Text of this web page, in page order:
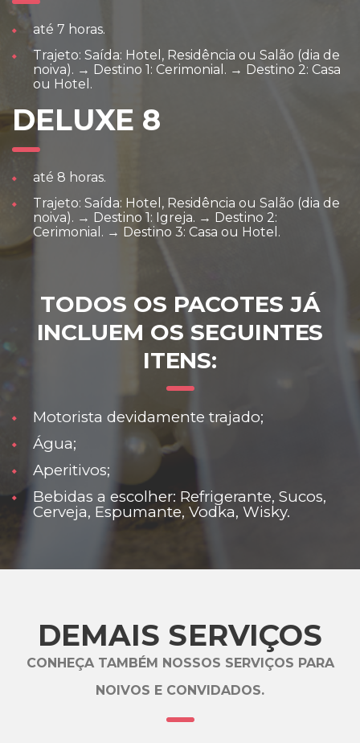
até 7 horas.
Trajeto: Saída: Hotel, Residência ou Salão (dia de
noiva). → Destino 1: Cerimonial. → Destino 2: Casa
ou Hotel.
DELUXE 8
até 8 horas.
Trajeto: Saída: Hotel, Residência ou Salão (dia de
noiva). → Destino 1: Igreja. → Destino 2:
Cerimonial. → Destino 3: Casa ou Hotel.
TODOS OS PACOTES JÁ
INCLUEM OS SEGUINTES
ITENS:
Motorista devidamente trajado;
Água;
Aperitivos;
Bebidas a escolher: Refrigerante, Sucos,
Cerveja, Espumante, Vodka, Wisky.
DEMAIS SERVIÇOS
CONHEÇA TAMBÉM NOSSOS SERVIÇOS PARA
NOIVOS E CONVIDADOS.